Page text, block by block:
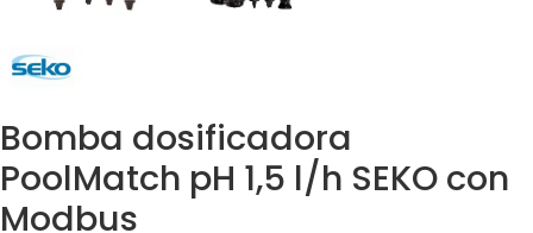
Bomba dosificadora
PoolMatch pH 1,5 l/h SEKO con
Modbus